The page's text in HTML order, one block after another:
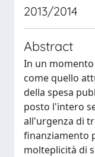
2013/2014
Abstract
In un
come quello
della spesa
posto l'intero
all'urgenza di
finanziamento
molteplicità di